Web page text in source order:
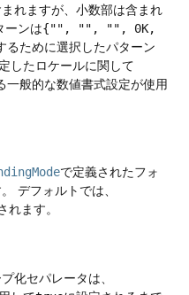
れますが、小数部は含まれ
ーンは{"", "", "", 0K,
るために選択したパターン
したロケールに関して
一般的な数値書式設定が使用
で定義されたフォ
デフォルトでは、
れます。
化セパレータは、